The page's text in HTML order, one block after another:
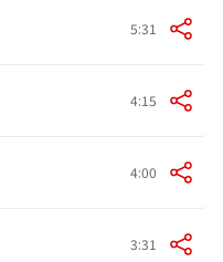
5:31
4:15
4:00
3:31